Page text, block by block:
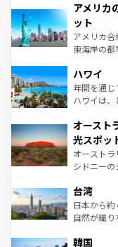
ンツ一覧を
の建物がそ
博物館もあ
ことができ
者向けの
着のスイス
アメリカ
ット
アメリカ合
東海岸の
のような巨
ンメント
西部には
部のニュー
文化が魅力
しみながら
るだろう。
情報は
ハワイ
年間を通
ハワイは
ワイ島は見
島だが、静
おすすめ。
文化や歴
人々、おい
ク、伝統
っている。
はコンテン
オースト
光スポッ
オーストラ
シドニー
リアリーフ
ク）、タ
ど、見ど
いる。アク
台湾
日本から
自然が織
ン）、静ひ
韓国